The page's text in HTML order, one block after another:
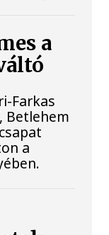
a
Farkas
Betlehem
a